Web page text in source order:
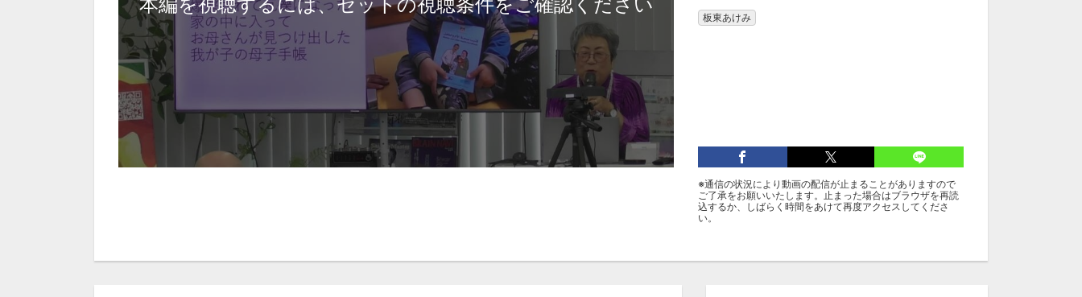
板東あけみ
※通信の状況により動画の配信が止まることがありますので
ご了承をお願いいたします。止まった場合はブラウザを再読
込するか、しばらく時間をあけて再度アクセスしてくださ
い。